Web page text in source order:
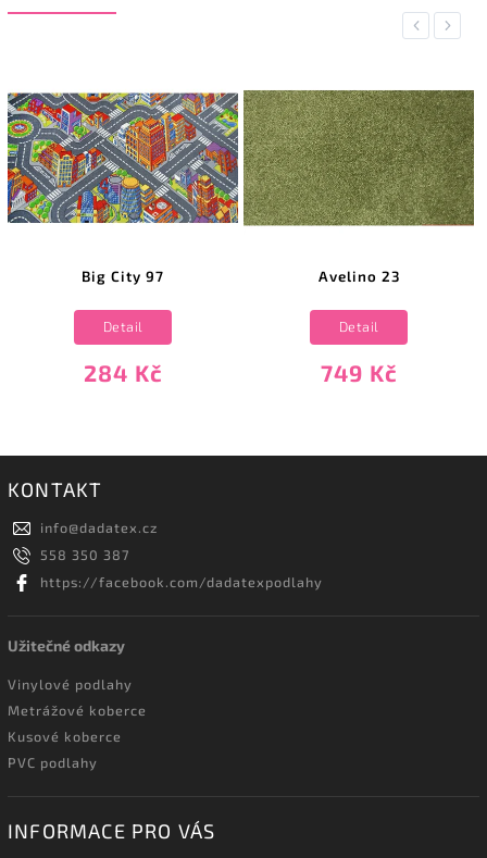
Previous
Big City 97
284 Kč
Detail
Avelino 23
749 Kč
Detail
Next
KONTAKT
info@dadatex.cz
558 350 387
https://facebook.com/dadatexpodlahy
Užitečné odkazy
Vinylové podlahy
Metrážové koberce
Kusové koberce
PVC podlahy
INFORMACE PRO VÁS